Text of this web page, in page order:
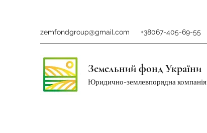
zemfondgroup@gmail.com +38067-405-69-55
Земельний фонд України
Юридично-землевпорядна компанія